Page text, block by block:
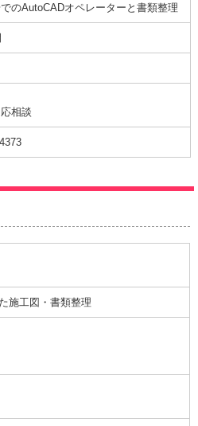
のAutoCADオペレーターと書類整理
相談
施工図・書類整理